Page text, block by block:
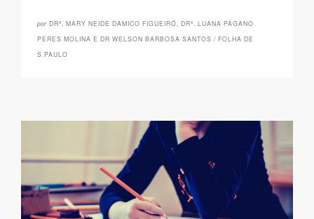
por DRª. MARY NEIDE DAMICO FIGUEIRÓ, DRª. LUANA PAGANO
PERES MOLINA E DR WELSON BARBOSA SANTOS / FOLHA DE
S.PAULO